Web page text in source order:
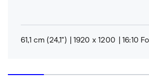
61,1 cm (24,1") 1920 x 1200 16:10